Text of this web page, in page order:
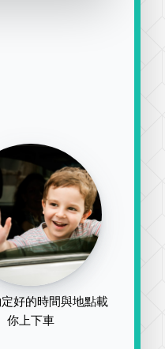
好的時間與地點載
你上下車